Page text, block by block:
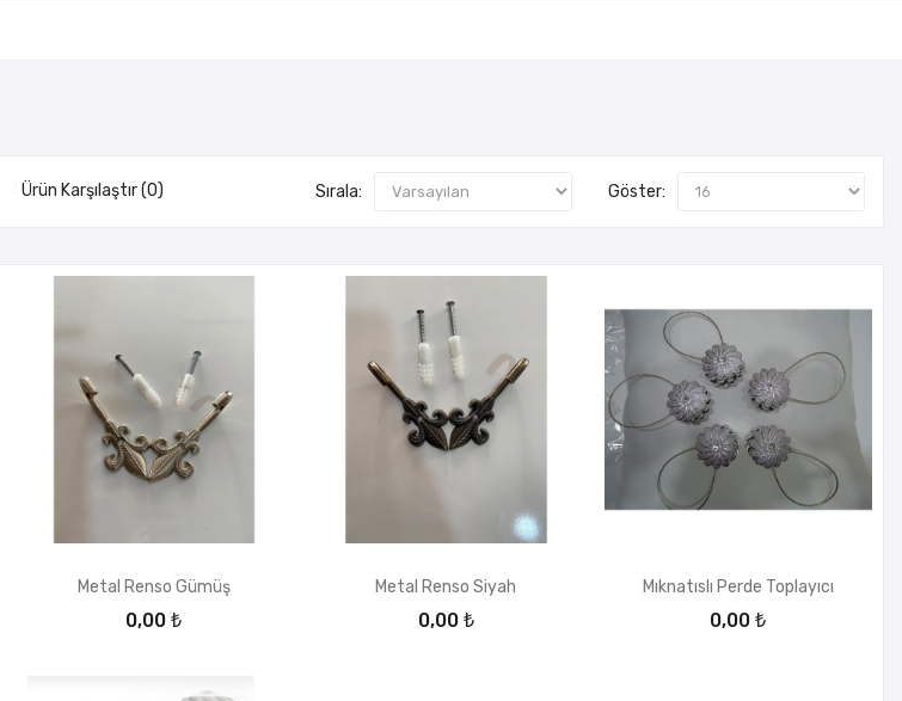
Ürün Karşılaştır (0) Sırala: Göster:
Metal Renso Gümüş
0,00 ₺
Metal Renso Siyah
0,00 ₺
Mıknatıslı Perde Toplayıcı
0,00 ₺